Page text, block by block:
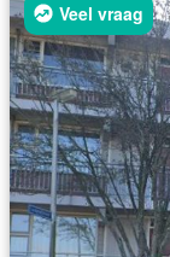
Veel vraag